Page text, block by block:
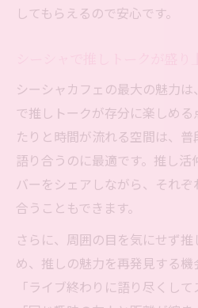
フレーバー選びで差がつ
フルーツ系やハーブ
ャ
カスタマイズできる
実
推し活女子におすす
してもらえるので安心です。
シーシャカフェの最大の魅力
で推しトークが存分に楽しめ
たりと時間が流れる空間は、
語り合うのに最適です。推し
バーをシェアしながら、それ
合うこともできます。
さらに、周囲の目を気にせず
め、推しの魅力を再発見する
「ライブ終わりに語り尽くして